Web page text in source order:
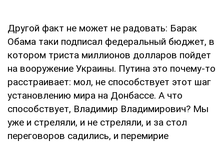
Другой факт не может не радовать: Барак
Обама таки подписал федеральный бюджет, в
котором триста миллионов долларов пойдет
на вооружение Украины. Путина это почему-то
расстраивает: мол, не способствует этот шаг
установлению мира на Донбассе. А что
способствует, Владимир Владимирович? Мы
уже и стреляли, и не стреляли, и за стол
переговоров садились, и перемирие